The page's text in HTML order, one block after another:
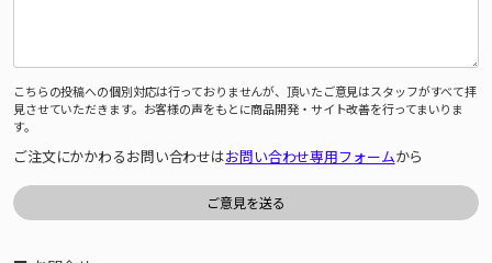
こちらの投稿への個別対応は行っておりませんが、頂いたご意見はスタッフがすべて拝
見させていただきます。お客様の声をもとに商品開発・サイト改善を行ってまいりま
す。
ご注文にかかわるお問い合わせはお問い合わせ専用フォームから